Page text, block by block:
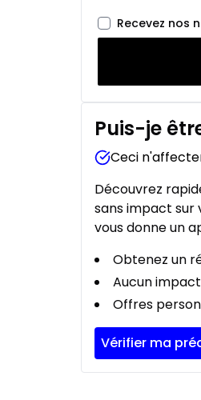
Recevez nos
Puis-je
Ceci
Découvrez
sans impact sur
vous donne un
Obtenez un
Aucun
Offres
Vérifier ma